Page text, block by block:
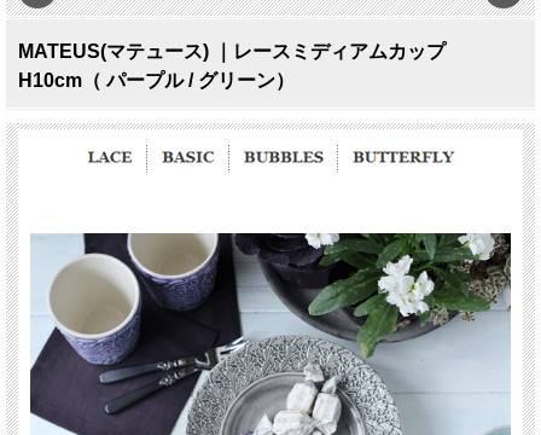
MATEUS(マテュース) ｜レースミディアムカップ
H10cm（ パープル / グリーン）